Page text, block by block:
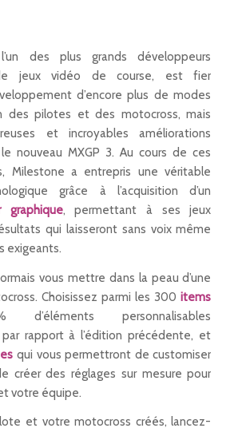
des plus grands développeurs
jeux vidéo de course, est fier
d’encore plus de modes
des pilotes et des motocross, mais
et incroyables améliorations
nouveau MXGP 3. Au cours de ces
Milestone a entrepris une véritable
grâce à l’acquisition d’un
graphique, permettant à ses jeux
qui laisseront sans voix même
exigeants.
vous mettre dans la peau d’une
Choisissez parmi les 300items
personnalisables
rapport à l’édition précédente, et
qui vous permettront de customiser
créer des réglages sur mesure pour
votre équipe.
et votre motocross créés, lancez-